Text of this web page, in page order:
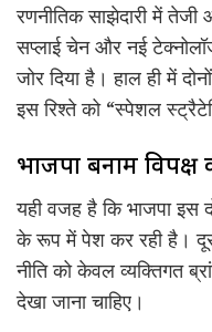
रणनीतिक साझेदारी में
सप्लाई चेन और नई
जोर दिया है। हाल ही में
इस रिश्ते को “स्पेशल
भाजपा बनाम
यही वजह है कि भाजपा इस
के रूप में पेश कर रही है।
नीति को केवल व्यक्तिगत
देखा जाना चाहिए।